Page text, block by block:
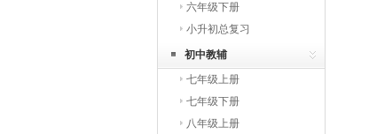
六年级下册
小升初总复习
初中教辅
七年级上册
七年级下册
八年级上册